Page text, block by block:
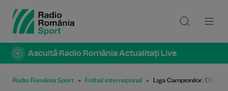
Ascultă Radio România Actualitaţi Live
Radio România Sport Fotbal internațional Liga Campionilor: